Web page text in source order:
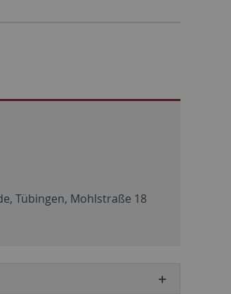
Tübingen, Mohlstraße 18